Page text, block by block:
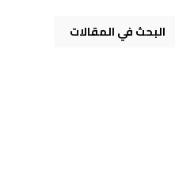
البحث في المقالات